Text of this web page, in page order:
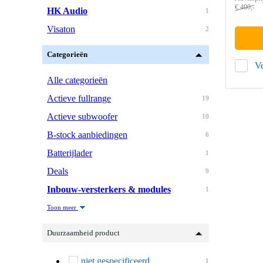
1
HK Audio
2
Visaton
Categorieën
Alle categorieën
19
Actieve fullrange
10
Actieve subwoofer
6
B-stock aanbiedingen
1
Batterijlader
9
Deals
1
Inbouw-versterkers & modules
Toon meer
Duurzaamheid product
1
€ 400,-